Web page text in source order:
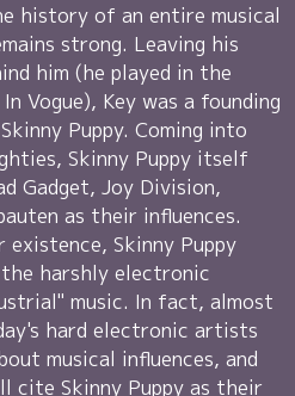
history of an entire musical
strong. Leaving his
him (he played in the
Vogue), Key was a founding
Puppy. Coming into
Skinny Puppy itself
Gadget, Joy Division,
as their influences.
Skinny Puppy
harshly electronic
music. In fact, almost
hard electronic artists
musical influences, and
cite Skinny Puppy as their